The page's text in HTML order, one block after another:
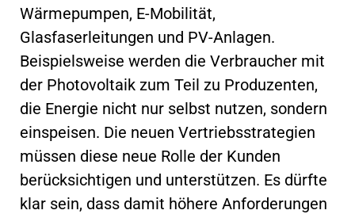
Wärmepumpen, E-Mobilität,
Glasfaserleitungen und PV-Anlagen.
Beispielsweise werden die Verbraucher mit
der Photovoltaik zum Teil zu Produzenten,
die Energie nicht nur selbst nutzen, sondern
einspeisen. Die neuen Vertriebsstrategien
müssen diese neue Rolle der Kunden
berücksichtigen und unterstützen. Es dürfte
klar sein, dass damit höhere Anforderungen